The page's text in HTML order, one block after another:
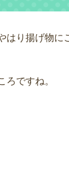
はり揚げ物に
ですね。